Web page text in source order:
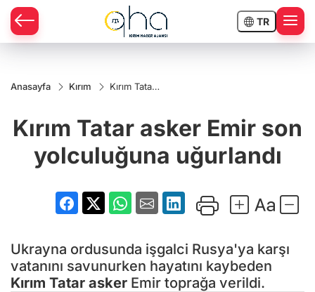
TR
Anasayfa Kırım
Kırım Tatar
uğurlandı
Kırım Tatar asker Emir son
yolculuğuna uğurlandı
Ukrayna ordusunda işgalci Rusya'ya karşı
vatanını savunurken hayatını kaybeden
Kırım Tatar asker Emir toprağa verildi.